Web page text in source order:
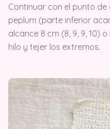
Continuar con el punto
peplum (parte inferior
alcance 8 cm (8, 9, 9, 10)
hilo y tejer los extremos.